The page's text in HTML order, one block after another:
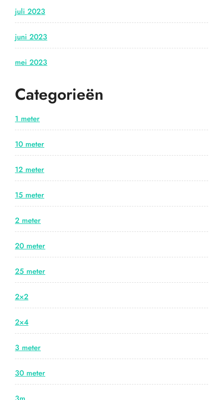
juli 2023
juni 2023
mei 2023
Categorieën
1 meter
10 meter
12 meter
15 meter
2 meter
20 meter
25 meter
2×2
2×4
3 meter
30 meter